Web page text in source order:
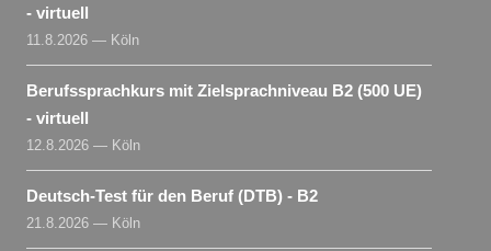
- virtuell
11.8.2026 — Köln
Berufssprachkurs mit Zielsprachniveau B2 (500 UE)
- virtuell
12.8.2026 — Köln
Deutsch-Test für den Beruf (DTB) - B2
21.8.2026 — Köln